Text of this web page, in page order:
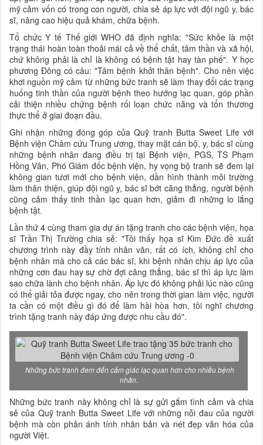
mỹ cảm vốn có trong con người, chia sẻ áp lực với đội ngũ y, bác
sĩ, nâng cao hiệu quả khám, chữa bệnh.
Tổ chức Y tế Thế giới WHO đã định nghĩa: "Sức khỏe là một
trạng thái hoàn toàn thoải mái cả về thể chất, tâm thần và xã hội,
chứ không phải là chỉ là không có bệnh tật hay tàn phế". Y học
phương Đông có câu: "Tâm bệnh khởi thân bệnh". Cho nên việc
khơi nguồn mỹ cảm từ những bức tranh sẽ làm thay đổi các trạng
huống tinh thần của người bệnh theo hướng lạc quan, góp phần
cải thiện nhiều chứng bệnh rối loạn chức năng và tổn thương
thực thể ở giai đoạn đầu.
Ghi nhận những đóng góp của Quỹ tranh Butta Sweet Life với
Bệnh viện Châm cứu Trung ương, thay mặt cán bộ, y, bác sĩ cùng
những bệnh nhân đang điều trị tại Bệnh viện, PGS, TS Phạm
Hồng Vân, Phó Giám đốc bệnh viện, hy vọng bộ tranh sẽ đem lại
không gian tươi mới cho bệnh viện, dần hình thành môi trường
làm thân thiện, giúp đội ngũ y, bác sĩ bớt căng thẳng, người bệnh
cũng cảm thấy tinh thần lạc quan hơn, giảm đi những lo lắng
bệnh tật.
Lần thứ 4 cùng tham gia dự án tặng tranh cho các bệnh viện, họa
sĩ Trần Thị Trường chia sẻ: "Tôi thấy họa sĩ Kim Đức đề xuất
chương trình này đầy tính nhân văn, rất có ích, không chỉ cho
bệnh nhân mà cho cả các bác sĩ, khi bệnh nhân chịu áp lực của
những cơn đau hay sự chờ đợi căng thẳng, bác sĩ thì áp lực làm
sao chữa lành cho bệnh nhân. Áp lực đó không phải lúc nào cũng
có thể giải tỏa được ngay, cho nên trong thời gian làm việc, người
ta cần có một điều gì đó để làm hài hòa hơn, tôi nghĩ chương
trình tặng tranh này đáp ứng được nhu cầu đó".
Những bức tranh đem đến cảm giác lạc quan hơn cho nhiều bệnh
nhân.
Những bức tranh này không chỉ là sự gửi gắm tình cảm và chia
sẻ của Quỹ tranh Butta Sweet Life với những nỗi đau của người
bệnh mà còn phản ánh tính nhân bản và nét đẹp văn hóa của
người Việt.